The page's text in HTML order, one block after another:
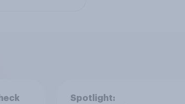
Spotlight: